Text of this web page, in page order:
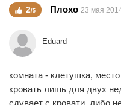
плох.Цена доступная, но
отличный выбор.
по требованию. Вай-фай
приветливый, всегда
вода не нагревается, по
2/5 Плохо 23 мая
Eduard
комната - клетушка,
кровать лишь для двух
сдувает с кровати, либо